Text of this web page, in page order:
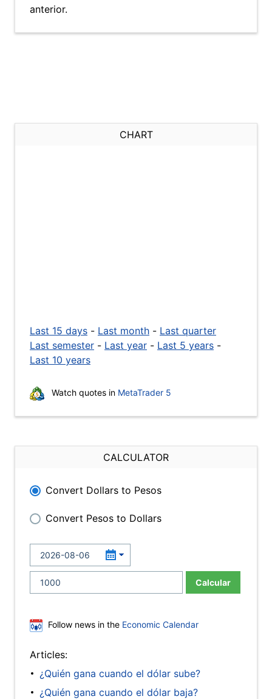
anterior.
CHART
Last 15 days - Last month - Last quarter
Last semester - Last year - Last 5 years -
Last 10 years
Watch quotes in MetaTrader 5
CALCULATOR
Convert Dollars to Pesos
Convert Pesos to Dollars
Calcular
Follow news in the Economic Calendar
Articles:
¿Quién gana cuando el dólar sube?
¿Quién gana cuando el dólar baja?